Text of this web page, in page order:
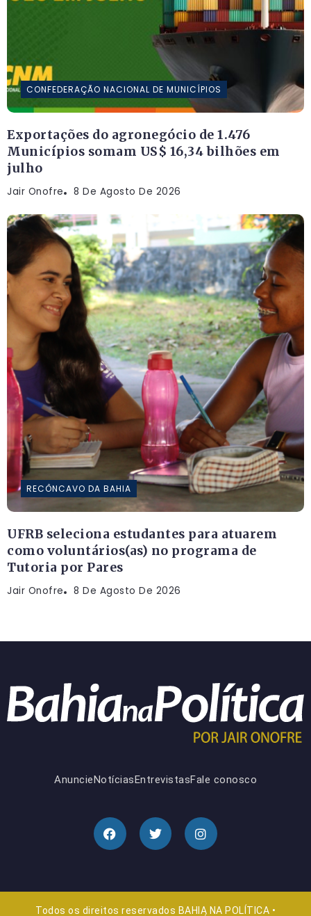
CONFEDERAÇÃO NACIONAL DE MUNICÍPIOS
Exportações do agronegócio de 1.476
Municípios somam US$ 16,34 bilhões em
julho
Jair Onofre 8 De Agosto De 2026
RECÔNCAVO DA BAHIA
UFRB seleciona estudantes para atuarem
como voluntários(as) no programa de
Tutoria por Pares
Jair Onofre 8 De Agosto De 2026
AnuncieNotíciasEntrevistasFale conosco
Todos os direitos reservados BAHIA NA POLÍTICA •